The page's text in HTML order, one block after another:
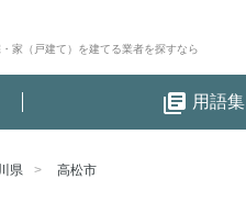
家（戸建て）を建てる業者を探すなら
library_books 用語集
県 高松市